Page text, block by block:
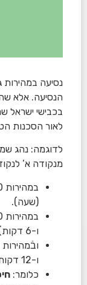
נסיעה
הנסיעה. אלא
בכבישי ישראל
לאור הסכנות
לדוגמה: נהג
מנקודה א’
(שעה).
ו-6 דקות).
ו-12 דקות) אל היעד.
כלומר: